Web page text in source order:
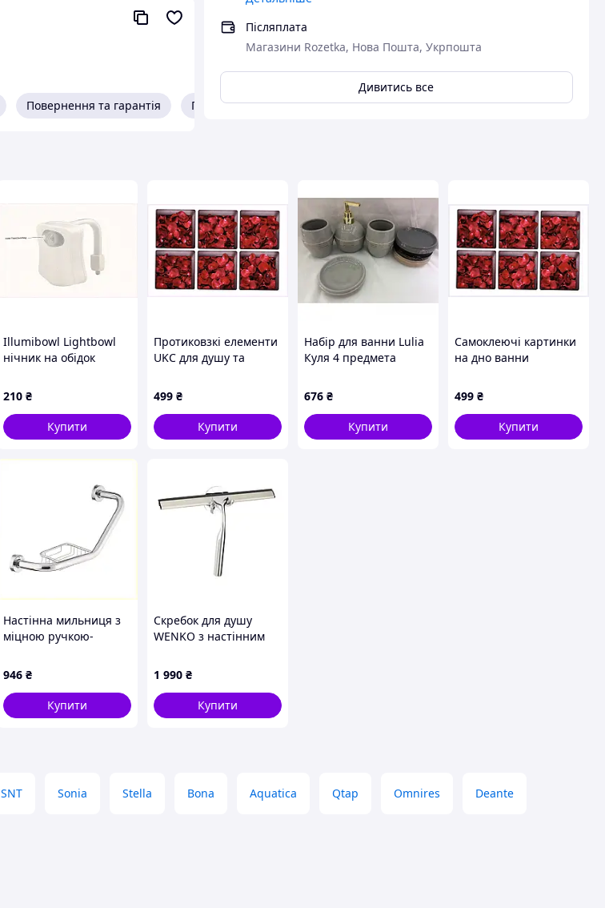
Післяплата
Магазини Rozetka, Нова Пошта, Укрпошта
Дивитись все
Повернення та гарантія Про продавця
Illumibowl Lightbowl
нічник на обідок
CB377880X9
210 ₴
Купити
Протиковзкі елементи
UKC для душу та
874P513K1
499 ₴
Купити
Набір для ванни Lulia
Куля 4 предмета
676 ₴
Купити
Самоклеючі картинки
на дно ванни
P8M745131A
499 ₴
Купити
Настінна мильниця з
міцною ручкою-
6055M20TH9
946 ₴
Купити
Скребок для душу
WENKO з настінним
сріблястий
1 990 ₴
Купити
SNT Sonia Stella Bona Aquatica Qtap Omnires Deante